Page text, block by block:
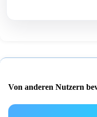
Von anderen Nutzern